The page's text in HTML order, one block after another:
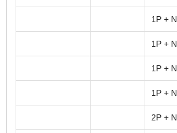
1P + N
1P + N
1P + N
1P + N
2P + N